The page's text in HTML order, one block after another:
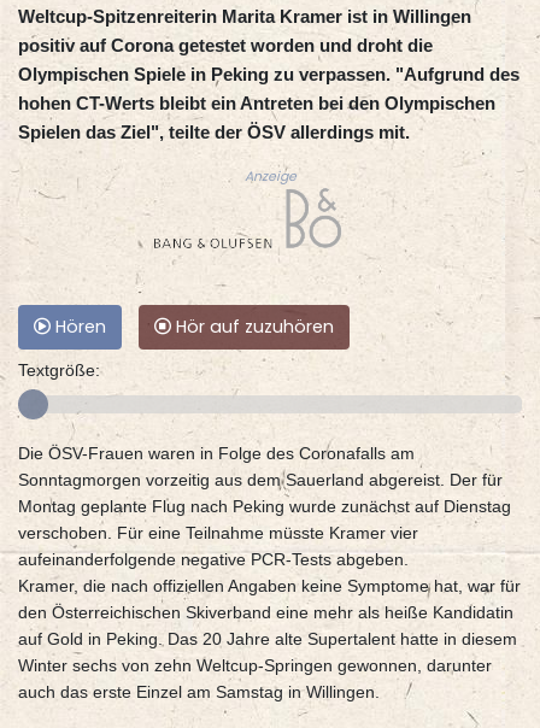
Weltcup-Spitzenreiterin Marita Kramer ist in Willingen
positiv auf Corona getestet worden und droht die
Olympischen Spiele in Peking zu verpassen. "Aufgrund des
hohen CT-Werts bleibt ein Antreten bei den Olympischen
Spielen das Ziel", teilte der ÖSV allerdings mit.
Anzeige
Hören Hör auf zuzuhören
Textgröße:
Die ÖSV-Frauen waren in Folge des Coronafalls am
Sonntagmorgen vorzeitig aus dem Sauerland abgereist. Der für
Montag geplante Flug nach Peking wurde zunächst auf Dienstag
verschoben. Für eine Teilnahme müsste Kramer vier
aufeinanderfolgende negative PCR-Tests abgeben.
Kramer, die nach offiziellen Angaben keine Symptome hat, war für
den Österreichischen Skiverband eine mehr als heiße Kandidatin
auf Gold in Peking. Das 20 Jahre alte Supertalent hatte in diesem
Winter sechs von zehn Weltcup-Springen gewonnen, darunter
auch das erste Einzel am Samstag in Willingen.